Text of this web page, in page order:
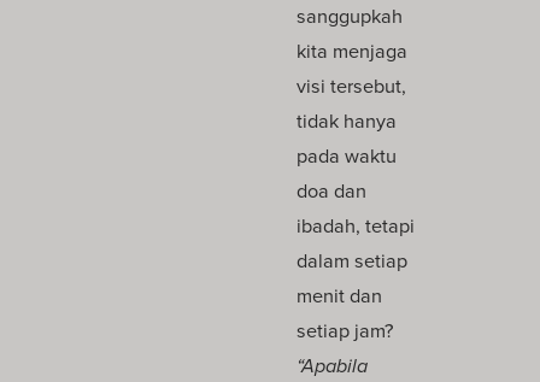
sanggupkah
kita menjaga
visi tersebut,
tidak hanya
pada waktu
doa dan
ibadah, tetapi
dalam setiap
menit dan
setiap jam?
“Apabila